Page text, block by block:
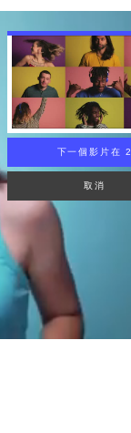
下一個影片在 1
取消